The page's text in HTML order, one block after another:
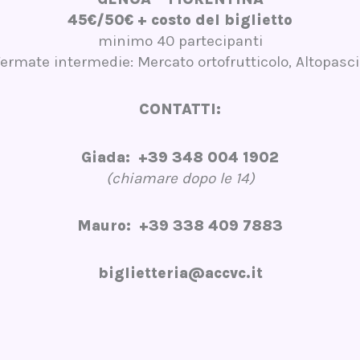
45€/50€ + costo del biglietto
minimo 40 partecipanti
intermedie: Mercato ortofrutticolo,
CONTATTI:
Giada: +39 348 004 1902
(chiamare dopo le 14)
Mauro: +39 338 409 7883
biglietteria@accvc.it